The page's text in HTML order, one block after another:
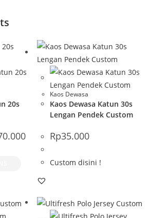
20s
Kaos Dewasa
Kaos Dewasa Katun 30s
Lengan Pendek Custom
Rp35.000
Custom disini !